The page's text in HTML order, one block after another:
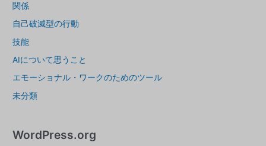
関係
自己破滅型の行動
技能
AIについて思うこと
エモーショナル・ワークのためのツール
未分類
WordPress.org